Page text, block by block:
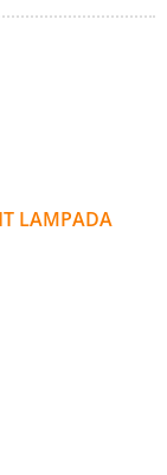
LAMPADA